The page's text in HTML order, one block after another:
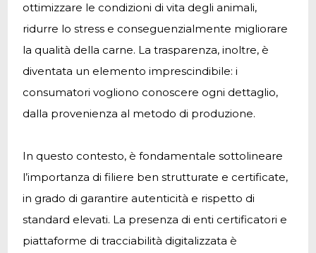
ottimizzare le condizioni di vita degli animali,
ridurre lo stress e conseguenzialmente migliorare
la qualità della carne. La trasparenza, inoltre, è
diventata un elemento imprescindibile: i
consumatori vogliono conoscere ogni dettaglio,
dalla provenienza al metodo di produzione.
In questo contesto, è fondamentale sottolineare
l’importanza di filiere ben strutturate e certificate,
in grado di garantire autenticità e rispetto di
standard elevati. La presenza di enti certificatori e
piattaforme di tracciabilità digitalizzata è